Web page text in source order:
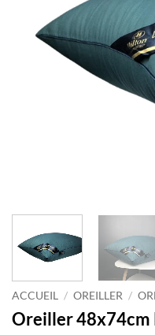
ACCUEIL / OREILLER /
Oreiller 48x74cm